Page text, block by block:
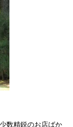
数精鋭のお店ばか